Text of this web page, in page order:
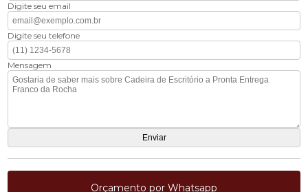
Digite seu email
Digite seu telefone
Mensagem
Orçamento por Whatsapp